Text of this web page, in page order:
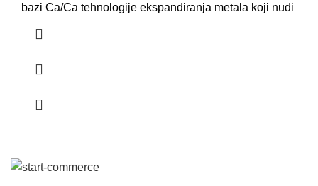
bazi Ca/Ca tehnologije ekspandiranja metala koji nudi